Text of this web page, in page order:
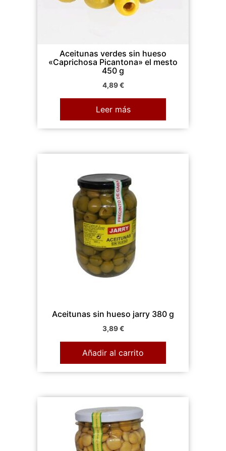
Aceitunas verdes sin hueso
«Caprichosa Picantona» el mesto
450 g
4,89€
Leer más
Aceitunas sin hueso jarry 380 g
3,89€
Añadir al carrito